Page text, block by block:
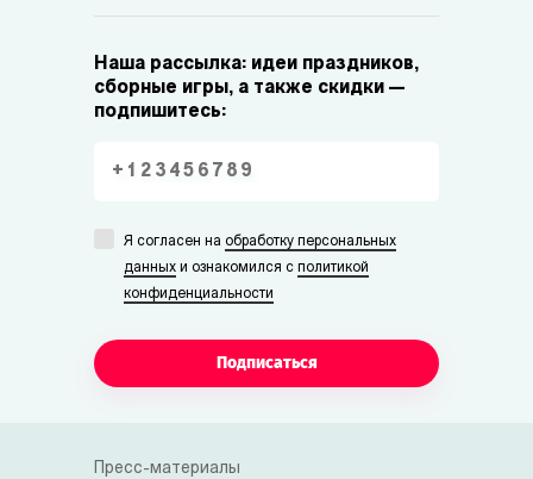
Наша рассылка: идеи праздников,
сборные игры, а также скидки —
подпишитесь:
Я согласен на обработку персональных
данных и ознакомился с политикой
конфиденциальности
Подписаться
Пресс-материалы